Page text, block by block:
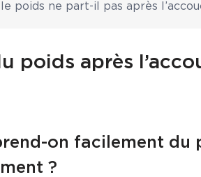
le poids ne part-il pas après
poids après
on facilement du
?